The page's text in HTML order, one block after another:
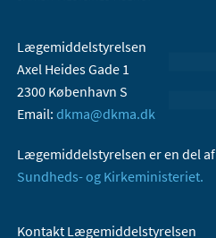
Lægemiddelstyrelsen
Axel Heides Gade 1
2300 København S
Email: dkma@dkma.dk
Lægemiddelstyrelsen er en del af
Sundheds- og Kirkeministeriet.
Kontakt Lægemiddelstyrelsen